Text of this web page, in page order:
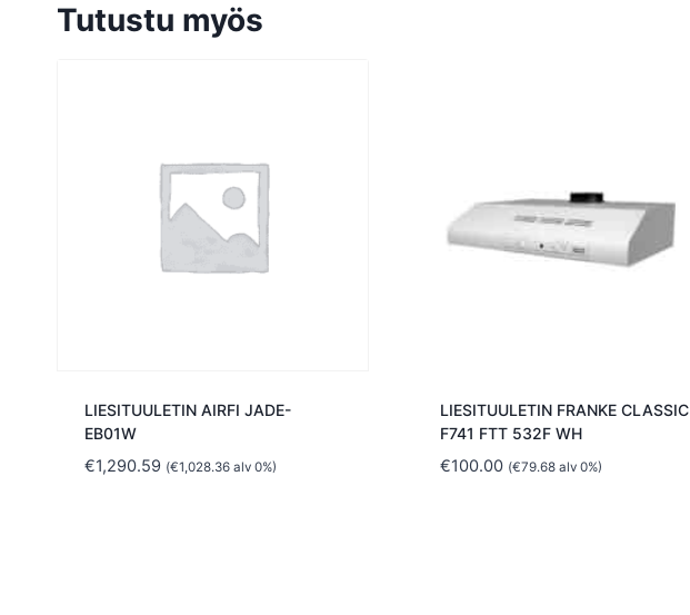
Tutustu myös
LIESITUULETIN AIRFI JADE-
EB01W
€1,290.59 (€1,028.36alv 0%)
LIESITUULETIN FRANKE CLASSIC
F741 FTT 532F WH
€100.00 (€79.68 alv 0%)